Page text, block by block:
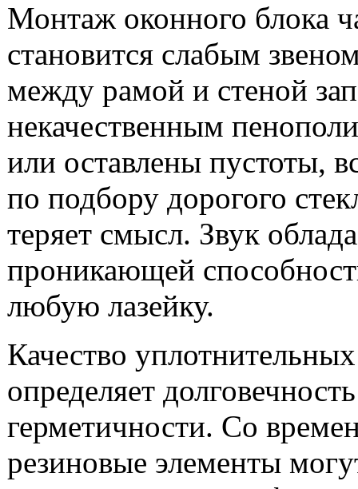
Монтаж оконного блока
становится слабым
между рамой и стеной
некачественным
или оставлены пустоты,
по подбору дорогого
теряет смысл. Звук
проникающей
любую лазейку.
Качество
определяет долговечность
герметичности. Со
резиновые элементы